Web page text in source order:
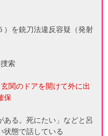
）を銃刀法違反容疑（発射
索
関のドアを開けて外に出
保
ある。死にたい」などと呂
状態で話している